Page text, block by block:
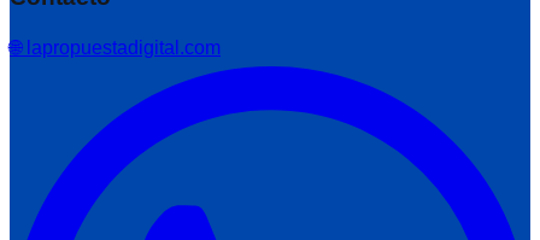
🌐 lapropuestadigital.com